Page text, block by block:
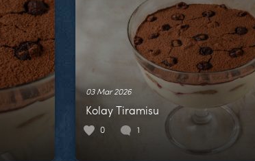
03 Mar 2026
Kolay Tiramisu
0 1